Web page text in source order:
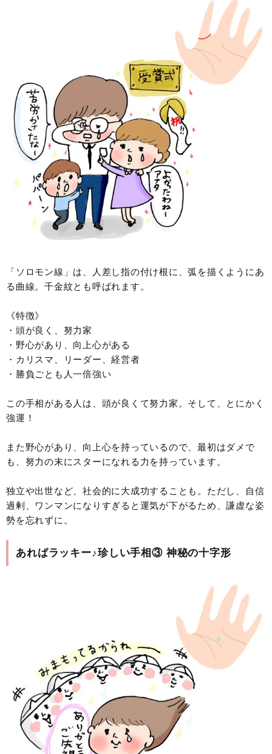
「ソロモン線」は、人差し指の付け根に、弧を描くようにあ
る曲線。千金紋とも呼ばれます。
《特徴》
・頭が良く、努力家
・野心があり、向上心がある
・カリスマ、リーダー、経営者
・勝負ごとも人一倍強い
この手相がある人は、頭が良くて努力家。そして、とにかく
強運！
また野心があり、向上心を持っているので、最初はダメで
も、努力の末にスターになれる力を持っています。
独立や出世など、社会的に大成功することも。ただし、自信
過剰、ワンマンになりすぎると運気が下がるため、謙虚な姿
勢を忘れずに。
あればラッキー♪珍しい手相③ 神秘の十字形